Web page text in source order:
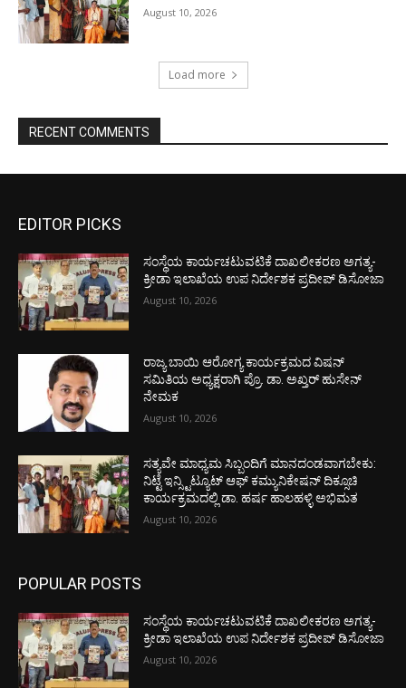
August 10, 2026
Load more
RECENT COMMENTS
EDITOR PICKS
ಸಂಸ್ಥೆಯ ಕಾರ್ಯಚಟುವಟಿಕೆ ದಾಖಲೀಕರಣ ಅಗತ್ಯ-
ಕ್ರೀಡಾ ಇಲಾಖೆಯ ಉಪ ನಿರ್ದೇಶಕ ಪ್ರದೀಪ್ ಡಿಸೋಜಾ
August 10, 2026
ರಾಜ್ಯ ಬಾಯಿ ಆರೋಗ್ಯ ಕಾರ್ಯಕ್ರಮದ ವಿಷನ್
ಸಮಿತಿಯ ಅಧ್ಯಕ್ಷರಾಗಿ ಪ್ರೊ. ಡಾ. ಅಖ್ತರ್ ಹುಸೇನ್
ನೇಮಕ
August 10, 2026
ಸತ್ಯವೇ ಮಾಧ್ಯಮ ಸಿಬ್ಬಂದಿಗೆ ಮಾನದಂಡವಾಗಬೇಕು:
ನಿಟ್ಟೆ ಇನ್ಸ್ಟಿಟ್ಯೂಟ್ ಆಫ್ ಕಮ್ಯುನಿಕೇಷನ್ ದಿಕ್ಸೂಚಿ
ಕಾರ್ಯಕ್ರಮದಲ್ಲಿ ಡಾ. ಹರ್ಷ ಹಾಲಹಳ್ಳಿ ಅಭಿಮತ
August 10, 2026
POPULAR POSTS
ಸಂಸ್ಥೆಯ ಕಾರ್ಯಚಟುವಟಿಕೆ ದಾಖಲೀಕರಣ ಅಗತ್ಯ-
ಕ್ರೀಡಾ ಇಲಾಖೆಯ ಉಪ ನಿರ್ದೇಶಕ ಪ್ರದೀಪ್ ಡಿಸೋಜಾ
August 10, 2026